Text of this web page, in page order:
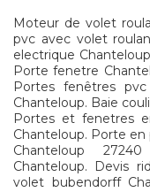
Moteur de volet
pvc avec volet
electrique
Porte fenetre
Portes fenêtres
Chanteloup. Baie
Portes et fenetres
Chanteloup. Porte
Chanteloup
Chanteloup. Devis
volet bubendorff